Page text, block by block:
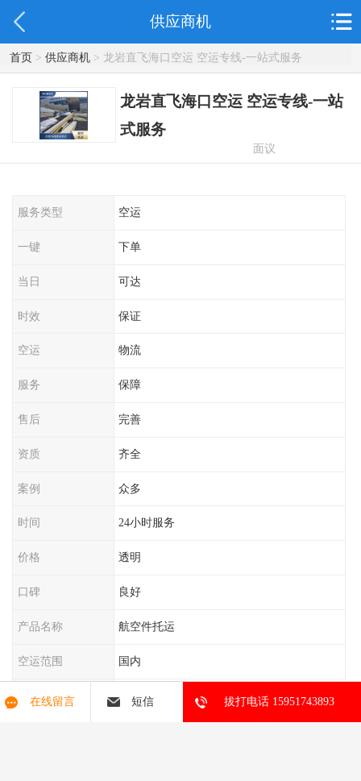
供应商机
首页> 供应商机> 龙岩直飞海口空运 空运专线-一站式服务
龙岩直飞海口空运 空运专线-一站
式服务
面议
服务类型 空运
一键 下单
当日 可达
时效 保证
空运 物流
服务 保障
售后 完善
资质 齐全
案例 众多
时间 24小时服务
价格 透明
口碑 良好
产品名称 航空件托运
空运范围 国内
服务特色 当日达、当天到、加急空运
在线留言 短信 拔打电话 15951743893